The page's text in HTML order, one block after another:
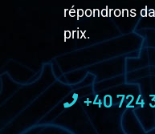
répondrons
prix.
+40 724